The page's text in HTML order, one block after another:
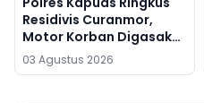
Residivis Curanmor,
Motor Korban Digasak
Saat Terlelap
03 Agustus 2026